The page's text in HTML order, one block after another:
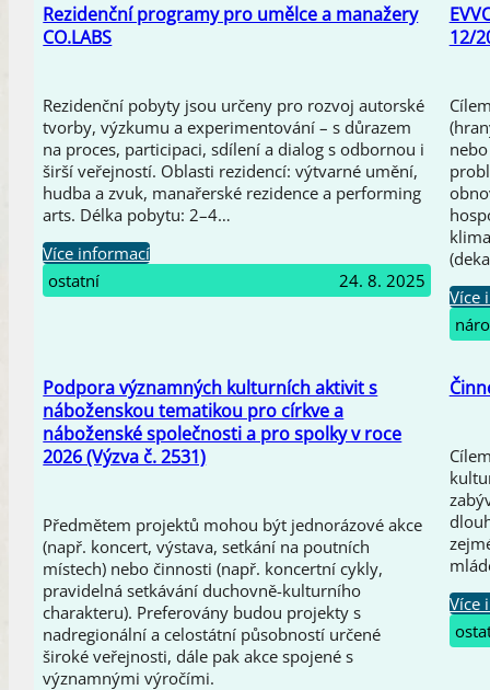
Rezidenční programy pro umělce a manažery
CO.LABS
Rezidenční pobyty jsou určeny pro rozvoj autorské
tvorby, výzkumu a experimentování – s důrazem
na proces, participaci, sdílení a dialog s odbornou i
širší veřejností. Oblasti rezidencí: výtvarné umění,
hudba a zvuk, manařerské rezidence a performing
arts. Délka pobytu: 2–4…
Více informací
ostatní
24. 8. 2025
12/
Více
Podpora významných kulturních aktivit s
náboženskou tematikou pro církve a
náboženské společnosti a pro spolky v roce
2026 (Výzva č. 2531)
Předmětem projektů mohou být jednorázové akce
(např. koncert, výstava, setkání na poutních
místech) nebo činnosti (např. koncertní cykly,
pravidelná setkávání duchovně-kulturního
charakteru). Preferovány budou projekty s
nadregionální a celostátní působností určené
široké veřejnosti, dále pak akce spojené s
významnými výročími.
Více